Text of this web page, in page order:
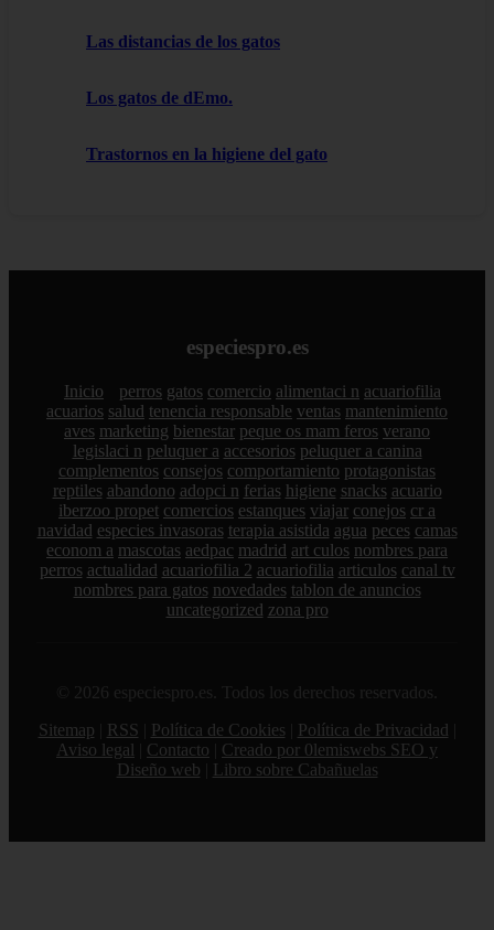
Las distancias de los gatos
Los gatos de dEmo.
Trastornos en la higiene del gato
especiespro.es
Inicio perros gatos comercio alimentaci n acuariofilia
acuarios salud tenencia responsable ventas mantenimiento
aves marketing bienestar peque os mam feros verano
legislaci n peluquer a accesorios peluquer a canina
complementos consejos comportamiento protagonistas
reptiles abandono adopci n ferias higiene snacks acuario
iberzoo propet comercios estanques viajar conejos cr a
navidad especies invasoras terapia asistida agua peces camas
econom a mascotas aedpac madrid art culos nombres para
perros actualidad acuariofilia 2 acuariofilia articulos canal tv
nombres para gatos novedades tablon de anuncios
uncategorized zona pro
© 2026 especiespro.es. Todos los derechos reservados.
Sitemap
RSS Política de Cookies Política de Privacidad
Aviso legal
Contacto
Creado por 0lemiswebs SEO y
Diseño web
Libro sobre Cabañuelas